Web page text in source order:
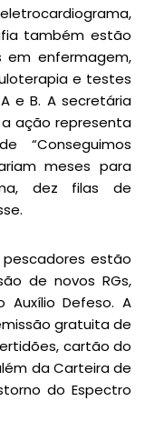
também estão
em enfermagem,
e testes
e B. A secretária
a ação representa
“Conseguimos
meses para
dez filas de
estão
de novos RGs,
Defeso. A
gratuita de
cartão do
da Carteira de
do Espectro